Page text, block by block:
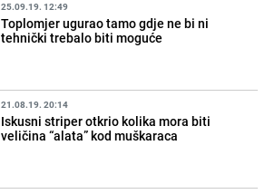
25.09.19. 12:49
Toplomjer ugurao tamo gdje ne bi ni
tehnički trebalo biti moguće
21.08.19. 20:14
Iskusni striper otkrio kolika mora biti
veličina “alata” kod muškaraca